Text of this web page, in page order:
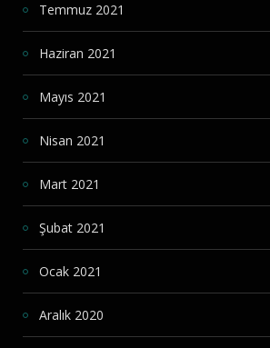
Temmuz 2021
Haziran 2021
Mayıs 2021
Nisan 2021
Mart 2021
Şubat 2021
Ocak 2021
Aralık 2020